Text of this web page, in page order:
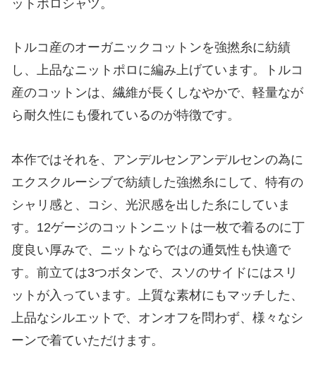
ットポロシャツ。
トルコ産のオーガニックコットンを強撚糸に紡績
し、上品なニットポロに編み上げています。トルコ
産のコットンは、繊維が長くしなやかで、軽量なが
ら耐久性にも優れているのが特徴です。
本作ではそれを、アンデルセンアンデルセンの為に
エクスクルーシブで紡績した強撚糸にして、特有の
シャリ感と、コシ、光沢感を出した糸にしていま
す。12ゲージのコットンニットは一枚で着るのに丁
度良い厚みで、ニットならではの通気性も快適で
す。前立ては3つボタンで、スソのサイドにはスリ
ットが入っています。上質な素材にもマッチした、
上品なシルエットで、オンオフを問わず、様々なシ
ーンで着ていただけます。